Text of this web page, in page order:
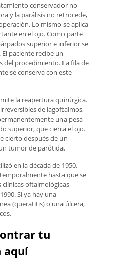
conservador no
y la parálisis no retrocede,
Lo mismo se aplica
en el ojo. Como parte
superior e inferior se
paciente recibe un
del procedimiento. La fila de
se conserva con este
la reapertura quirúrgica.
de lagoftalmos,
una pesa
superior, que cierra el ojo.
cierto después de un
tumor de parótida.
en la década de 1950,
hasta que se
oftalmológicas
Si ya hay una
(queratitis) o una úlcera,
tu
aquí